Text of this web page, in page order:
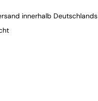
innerhalb Deutschlands